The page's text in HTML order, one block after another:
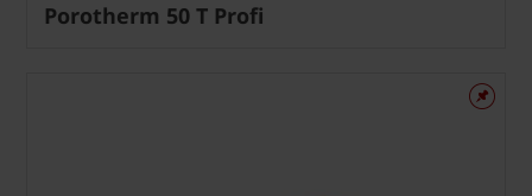
Porotherm 50 T Profi